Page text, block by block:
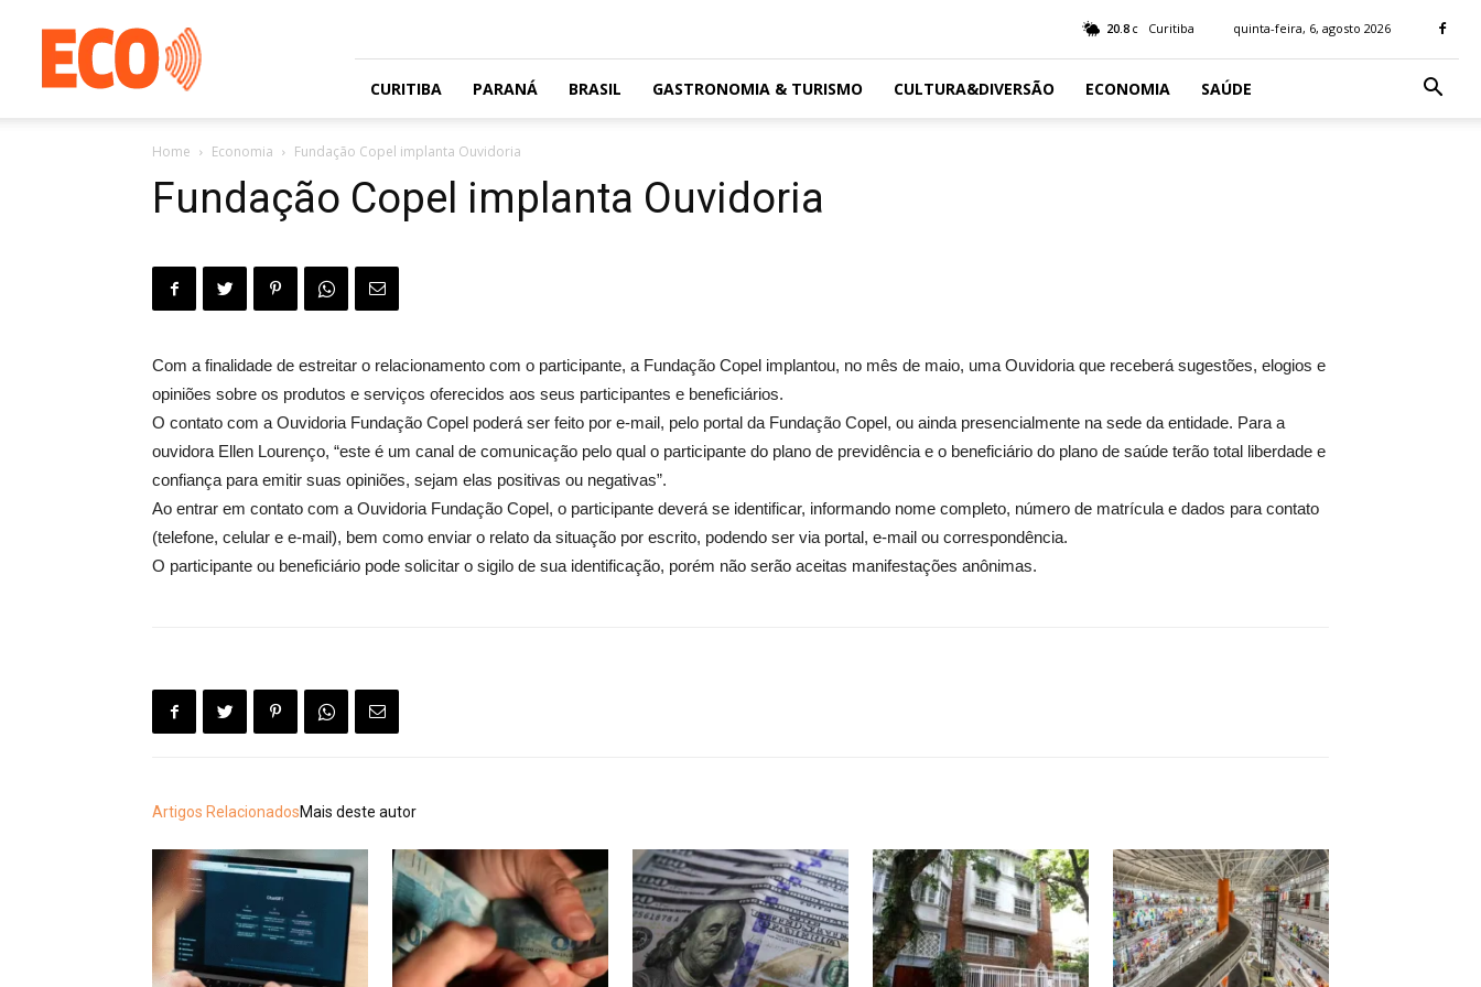
gratuito
com
circulação
20.8 C Curitiba quinta-feira, 6, agosto 2026
CURITIBA PARANÁ BRASIL GASTRONOMIA & TURISMO CULTURA&DIVERSÃO ECONOMIA SAÚDE
Home Economia Fundação Copel implanta Ouvidoria
Fundação Copel implanta Ouvidoria
Com a finalidade de estreitar o relacionamento com o participante, a Fundação Copel implantou, no mês de maio, uma Ouvidoria que receberá sugestões, elogios e
opiniões sobre os produtos e serviços oferecidos aos seus participantes e beneficiários.
O contato com a Ouvidoria Fundação Copel poderá ser feito por e-mail, pelo portal da Fundação Copel, ou ainda presencialmente na sede da entidade. Para a
ouvidora Ellen Lourenço, “este é um canal de comunicação pelo qual o participante do plano de previdência e o beneficiário do plano de saúde terão total liberdade e
confiança para emitir suas opiniões, sejam elas positivas ou negativas”.
Ao entrar em contato com a Ouvidoria Fundação Copel, o participante deverá se identificar, informando nome completo, número de matrícula e dados para contato
(telefone, celular e e-mail), bem como enviar o relato da situação por escrito, podendo ser via portal, e-mail ou correspondência.
O participante ou beneficiário pode solicitar o sigilo de sua identificação, porém não serão aceitas manifestações anônimas.
Artigos RelacionadosMais deste autor